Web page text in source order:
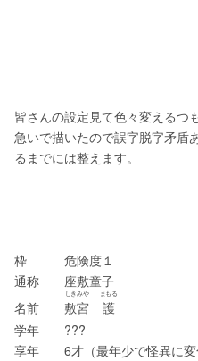
皆さんの設定見て色々変えるつ
急いで描いたので誤字脱字矛盾
るまでには整えます。
枠　　　危険度１
通称　　座敷童子
名前 敷宮
しきみや
護
まもる
学年　　???
享年　　6才（最年少で怪異に変